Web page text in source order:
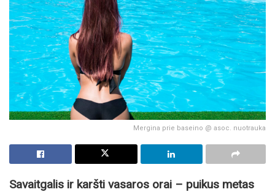
Mergina prie baseino @ asoc. nuotrauka
Savaitgalis ir karšti vasaros orai – puikus metas